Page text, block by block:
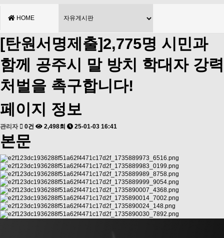
HOME
[탄원서명제출]2,775명 시민과
함께 공주시 말 방치 학대자 강력
처벌을 촉구합니다!
페이지 정보
관리자 0건 2,498회 25-01-03 16:41
본문